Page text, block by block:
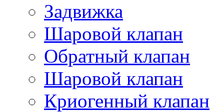
Задвижка
Шаровой клапан
Обратный клапан
Шаровой клапан
Криогенный клапан